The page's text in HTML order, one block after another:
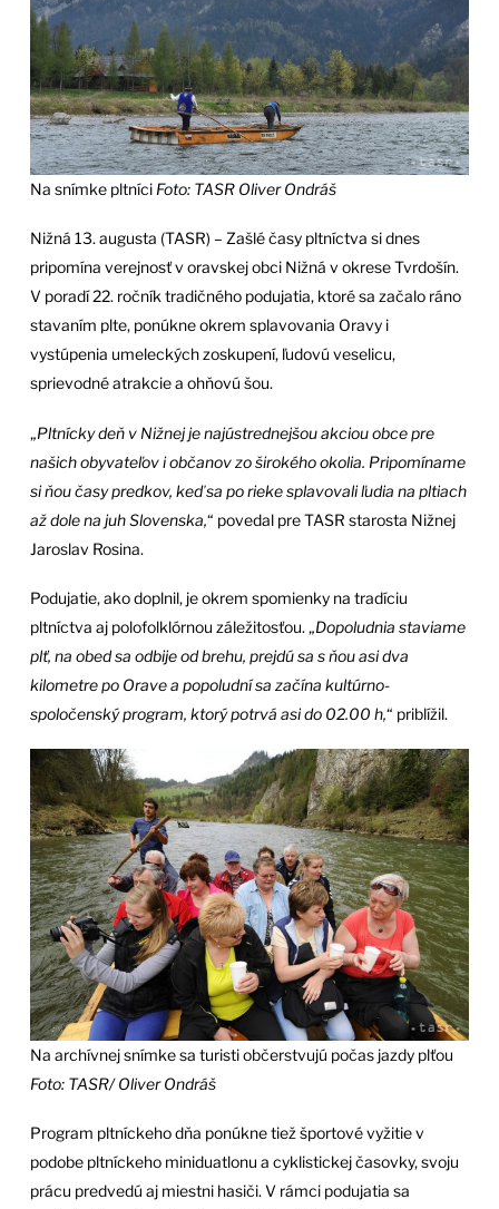
Na snímke pltníci Foto: TASR Oliver Ondráš
Nižná 13. augusta (TASR) – Zašlé časy pltníctva si dnes
pripomína verejnosť v oravskej obci Nižná v okrese Tvrdošín.
V poradí 22. ročník tradičného podujatia, ktoré sa začalo ráno
stavaním plte, ponúkne okrem splavovania Oravy i
vystúpenia umeleckých zoskupení, ľudovú veselicu,
sprievodné atrakcie a ohňovú šou.
„Pltnícky deň v Nižnej je najústrednejšou akciou obce pre
našich obyvateľov i občanov zo širokého okolia. Pripomíname
si ňou časy predkov, keď sa po rieke splavovali ľudia na pltiach
až dole na juh Slovenska,“ povedal pre TASR starosta Nižnej
Jaroslav Rosina.
Podujatie, ako doplnil, je okrem spomienky na tradíciu
pltníctva aj polofolklórnou záležitosťou. „Dopoludnia staviame
plť, na obed sa odbije od brehu, prejdú sa s ňou asi dva
kilometre po Orave a popoludní sa začína kultúrno-
spoločenský program, ktorý potrvá asi do 02.00 h,“ priblížil.
Na archívnej snímke sa turisti občerstvujú počas jazdy plťou
Foto: TASR/ Oliver Ondráš
Program pltníckeho dňa ponúkne tiež športové vyžitie v
podobe pltníckeho miniduatlonu a cyklistickej časovky, svoju
prácu predvedú aj miestni hasiči. V rámci podujatia sa